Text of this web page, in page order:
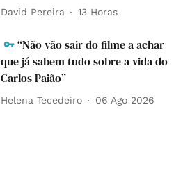
David Pereira 13 Horas
“Não vão sair do filme a achar
que já sabem tudo sobre a vida do
Carlos Paião”
Helena Tecedeiro 06 Ago 2026